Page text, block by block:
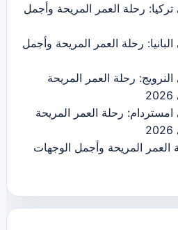
رحلة العمر المريحة وأجمل
رحلة العمر المريحة وأجمل
رحلة العمر المريحة
رحلة العمر المريحة
المريحة وأجمل الوجهات